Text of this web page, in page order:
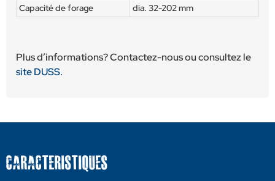
Capacité de forage
dia. 32-202 mm
Plus d’informations? Contactez-nous ou consultez le
siteDUSS.
CARACTERISTIQUES